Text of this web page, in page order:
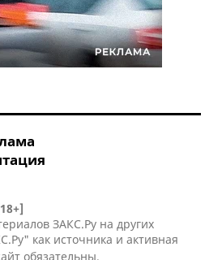
ЗАКС.Ру на других
как источника и активная
обязательны.